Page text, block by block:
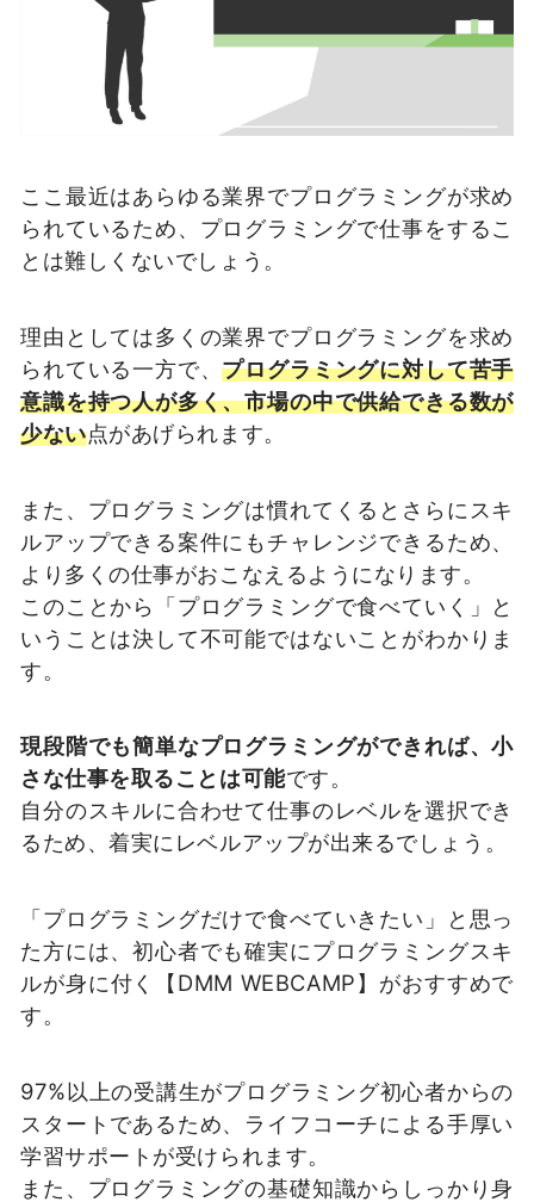
ここ最近はあらゆる業界でプログラミングが求め
られているため、プログラミングで仕事をするこ
とは難しくないでしょう。
理由としては多くの業界でプログラミングを求め
られている一方で、プログラミングに対して苦手
意識を持つ人が多く、市場の中で供給できる数が
少ない点があげられます。
また、プログラミングは慣れてくるとさらにスキ
ルアップできる案件にもチャレンジできるため、
より多くの仕事がおこなえるようになります。
このことから「プログラミングで食べていく」と
いうことは決して不可能ではないことがわかりま
す。
現段階でも簡単なプログラミングができれば、小
さな仕事を取ることは可能です。
自分のスキルに合わせて仕事のレベルを選択でき
るため、着実にレベルアップが出来るでしょう。
「プログラミングだけで食べていきたい」と思っ
た方には、初心者でも確実にプログラミングスキ
ルが身に付く【DMM WEBCAMP】がおすすめで
す。
97%以上の受講生がプログラミング初心者からの
スタートであるため、ライフコーチによる手厚い
学習サポートが受けられます。
また、プログラミングの基礎知識からしっかり身